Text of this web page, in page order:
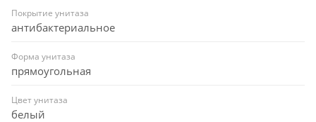
Покрытие унитаза
антибактериальное
Форма унитаза
прямоугольная
Цвет унитаза
белый